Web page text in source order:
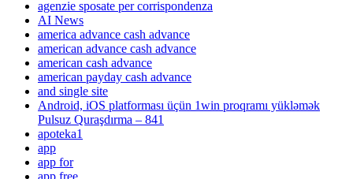
agenzie sposate per corrispondenza
AI News
america advance cash advance
american advance cash advance
american cash advance
american payday cash advance
and single site
Android, iOS platforması üçün 1win proqramı yükləmək
Pulsuz Quraşdırma – 841
apoteka1
app
app for
app free